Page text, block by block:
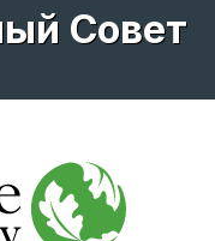
Совет